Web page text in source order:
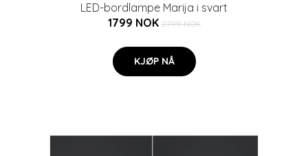
LED-bordlampe Marija i svart
1799 NOK 2799 NOK
KJØP NÅ